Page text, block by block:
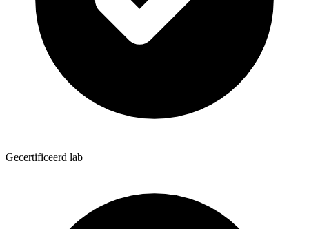
Gecertificeerd lab